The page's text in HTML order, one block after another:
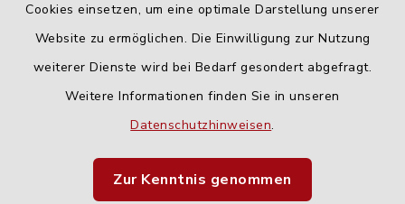
Cookies einsetzen, um eine optimale Darstellung unserer
Website zu ermöglichen. Die Einwilligung zur Nutzung
weiterer Dienste wird bei Bedarf gesondert abgefragt.
Weitere Informationen finden Sie in unseren
Datenschutzhinweisen.
Zur Kenntnis genommen
Barrierefreiheit
Impressum